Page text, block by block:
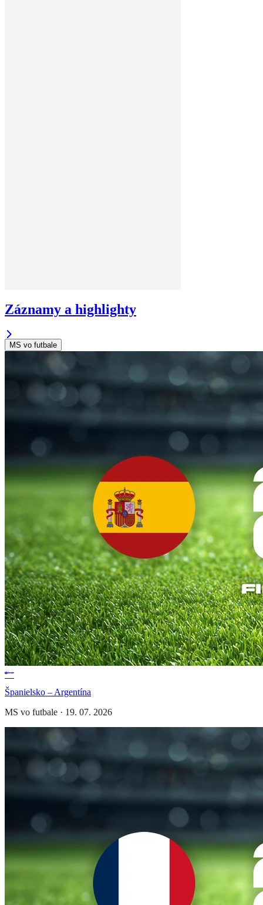
Záznamy a highlighty
MS vo futbale
Španielsko – Argentína
MS vo futbale · 19. 07. 2026